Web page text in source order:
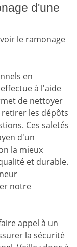
d'une
le ramonage
en
à l'aide
de nettoyer
les dépôts
Ces saletés
d'un
la mieux
et durable.
notre
appel à un
la sécurité